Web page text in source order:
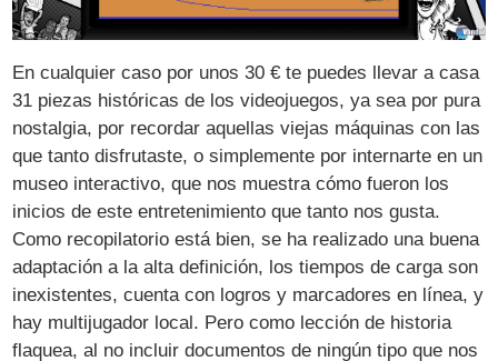
En cualquier caso por unos 30 € te puedes llevar a casa
31 piezas históricas de los videojuegos, ya sea por pura
nostalgia, por recordar aquellas viejas máquinas con las
que tanto disfrutaste, o simplemente por internarte en un
museo interactivo, que nos muestra cómo fueron los
inicios de este entretenimiento que tanto nos gusta.
Como recopilatorio está bien, se ha realizado una buena
adaptación a la alta definición, los tiempos de carga son
inexistentes, cuenta con logros y marcadores en línea, y
hay multijugador local. Pero como lección de historia
flaquea, al no incluir documentos de ningún tipo que nos